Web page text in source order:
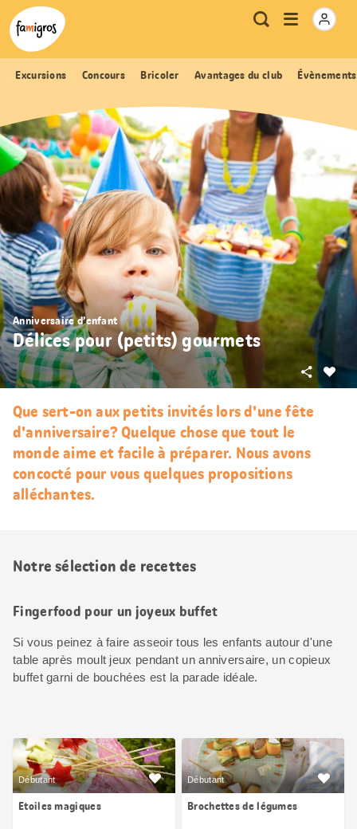
Signets
de
navigation
Header
Logo Métanavigation
RechercheOuvrir
Excursions Concours Bricoler Avantages du club
Anniversaire d’enfant
Délices pour (petits) gourmets
Partager
Que sert-on aux petits invités lors d'une fête
d'anniversaire? Quelque chose que tout le
monde aime et facile à préparer. Nous avons
concocté pour vous quelques propositions
alléchantes.
Notre sélection de recettes
Fingerfood pour un joyeux buffet
Si vous peinez à faire asseoir tous les enfants autour d'une
table après moult jeux pendant un anniversaire, un copieux
buffet garni de bouchées est la parade idéale.
Débutant
Etoiles magiques
Débutant
Brochettes de légumes